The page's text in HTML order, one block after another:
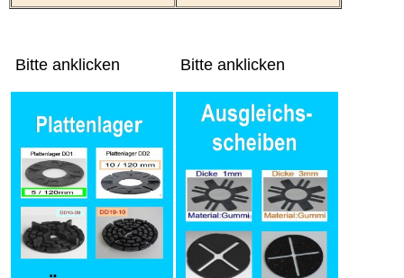
Bitte anklicken Bitte anklicken